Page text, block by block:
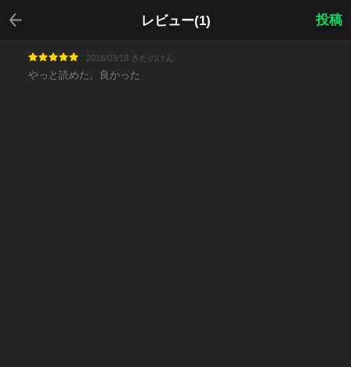
レビュー(1)
戻る
投稿
2016/03/18 きたのけん
やっと読めた。良かった